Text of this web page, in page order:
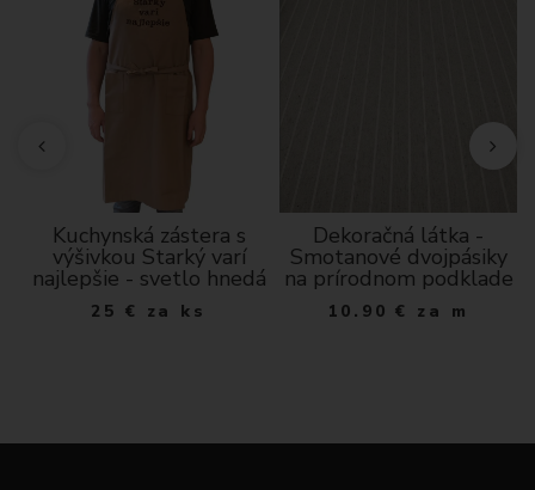
Kuchynská zástera s
výšivkou Starký varí
najlepšie - svetlo hnedá
25 € za ks
Dekoračná látka -
Smotanové dvojpásiky
na prírodnom podklade
10.90 € za m